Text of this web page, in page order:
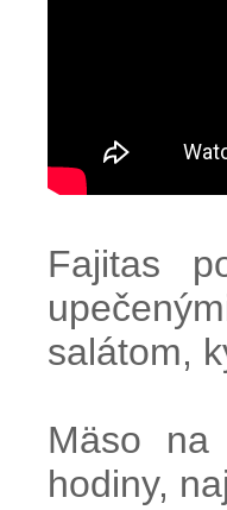
Fajitas
salátom,
Mäso na
hodiny,